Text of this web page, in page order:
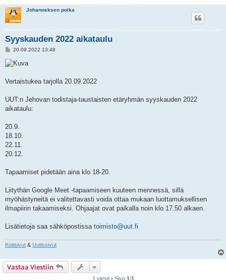
Johanneksen poika
Syyskauden 2022 aikataulu
V
e
s
i
20.09.2022 13:48
Vertaistukea tarjolla 20.09.2022
UUT:n Jehovan todistaja-taustaisten etäryhmän syyskauden 2022
aikataulu:
20.9.
18.10.
22.11.
20.12.
Tapaamiset pidetään aina klo 18-20.
Liitythän Google Meet -tapaamiseen kuuteen mennessä, sillä
myöhästyneitä ei valitettavasti voida ottaa mukaan luottamuksellisen
ilmapiirin takaamiseksi. Ohjaajat ovat paikalla noin klo 17.50 alkaen.
Lisätietoja saa sähköpostissa toimisto@uut.fi
Kotisivut & Uutissivut
Vastaa Viestiin
1 viesti • Sivu 1 /1